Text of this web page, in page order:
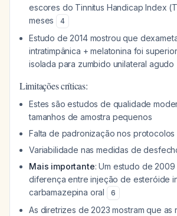
escores do Tinnitus Handicap Index
meses
4
Estudo de 2014 mostrou que
intratimpânica + melatonina foi
isolada para zumbido unilateral agudo
Limitações críticas:
Estes são estudos de qualidade
tamanhos de amostra pequenos
Falta de padronização nos protocolos
Variabilidade nas medidas de
Mais importante: Um estudo de
diferença entre injeção de esteróide
carbamazepina oral
6
As diretrizes de 2023 mostram que as